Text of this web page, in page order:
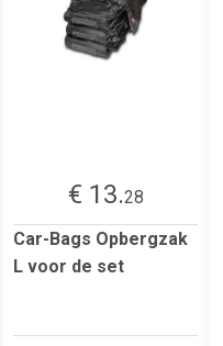
€ 13.28
Car-Bags Opbergzak
L voor de set